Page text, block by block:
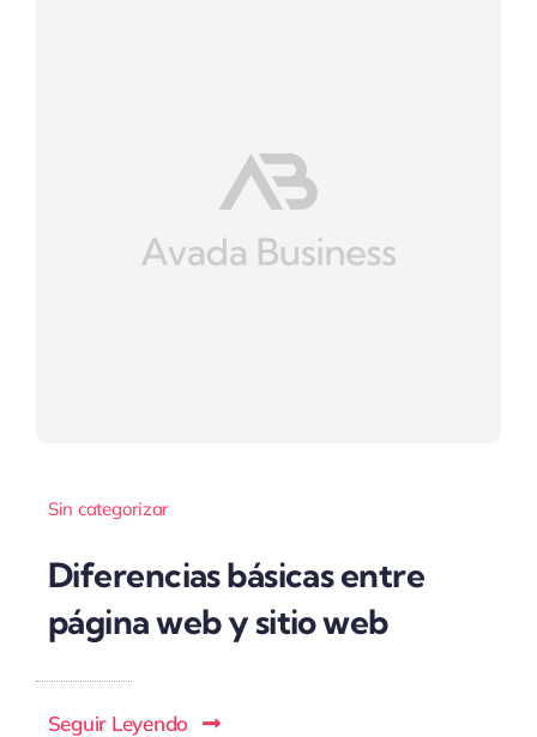
Sin categorizar
Diferencias básicas entre
página web y sitio web
Seguir Leyendo